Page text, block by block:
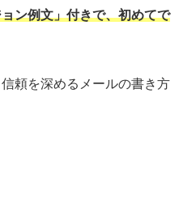
ン例文」付きで、初めてで
頼を深めるメールの書き方